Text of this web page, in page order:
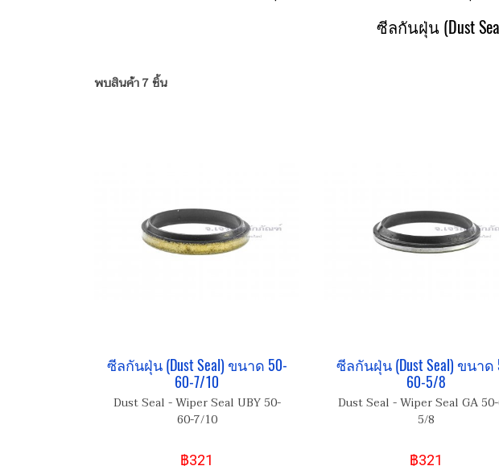
ซีลกันฝุ่น (Dust
พบสินค้า 7 ชิ้น
ซีลกันฝุ่น (Dust Seal) ขนาด 50-
60-7/10
Dust Seal - Wiper Seal UBY 50-
60-7/10
฿321
ซีลกันฝุ่น (Dust Seal) ขนาด
60-5/8
Dust Seal - Wiper Seal GA
5/8
฿321